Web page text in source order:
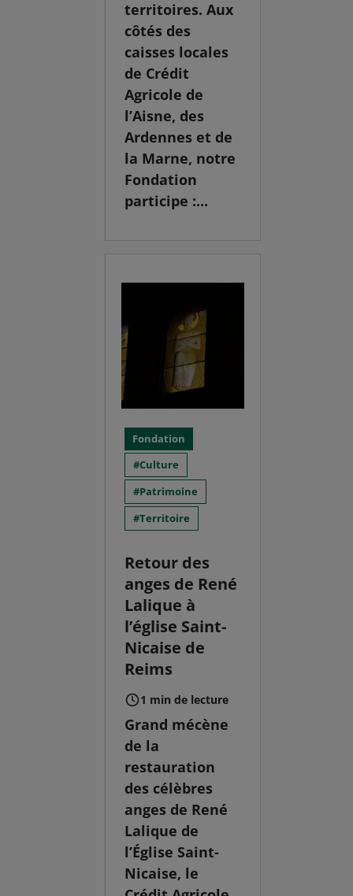
territoires. Aux
côtés des
caisses locales
de Crédit
Agricole de
l’Aisne, des
Ardennes et de
la Marne, notre
Fondation
participe :...
Fondation
Culture
Patrimoine
Territoire
Retour des
anges de René
Lalique à
l’église Saint-
Nicaise de
Reims
1 min de lecture
Grand mécène
de la
restauration
des célèbres
anges de René
Lalique de
l’Église Saint-
Nicaise, le